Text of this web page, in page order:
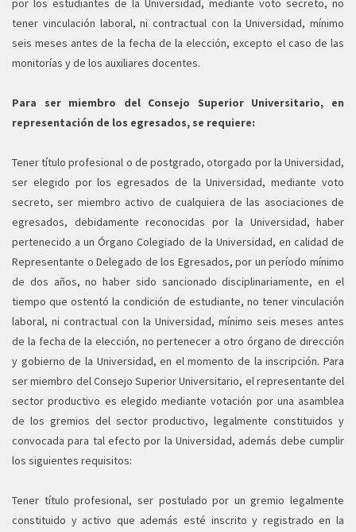
por los estudiantes de la Universidad, mediante voto secreto, no
tener vinculación laboral, ni contractual con la Universidad, mínimo
seis meses antes de la fecha de la elección, excepto el caso de las
monitorías y de los auxiliares docentes.
Para ser miembro del Consejo Superior Universitario, en
representación de los egresados, se requiere:
Tener título profesional o de postgrado, otorgado por la Universidad,
ser elegido por los egresados de la Universidad, mediante voto
secreto, ser miembro activo de cualquiera de las asociaciones de
egresados, debidamente reconocidas por la Universidad, haber
pertenecido a un Órgano Colegiado de la Universidad, en calidad de
Representante o Delegado de los Egresados, por un período mínimo
de dos años, no haber sido sancionado disciplinariamente, en el
tiempo que ostentó la condición de estudiante, no tener vinculación
laboral, ni contractual con la Universidad, mínimo seis meses antes
de la fecha de la elección, no pertenecer a otro órgano de dirección
y gobierno de la Universidad, en el momento de la inscripción. Para
ser miembro del Consejo Superior Universitario, el representante del
sector productivo es elegido mediante votación por una asamblea
de los gremios del sector productivo, legalmente constituidos y
convocada para tal efecto por la Universidad, además debe cumplir
los siguientes requisitos:
Tener título profesional, ser postulado por un gremio legalmente
constituido y activo que además esté inscrito y registrado en la